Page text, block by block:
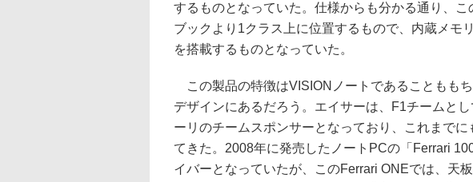
するものとなっていた。仕様からも分かる通り、こ
ブックより1クラス上に位置するもので、内蔵メモ
を搭載するものとなっていた。
この製品の特徴はVISIONノートであることもも
デザインにあるだろう。エイサーは、F1チームと
ーリのチームスポンサーとなっており、これまで
てきた。2008年に発売したノートPCの「Ferrari
イバーとなっていたが、このFerrari ONEでは、天